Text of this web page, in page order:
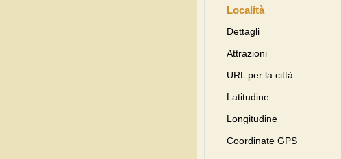
Località
Dettagli
Attrazioni
URL per la città
Latitudine
Longitudine
Coordinate GPS